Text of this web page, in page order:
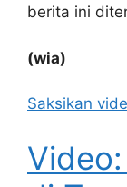
berita ini
(wia)
Saksikan